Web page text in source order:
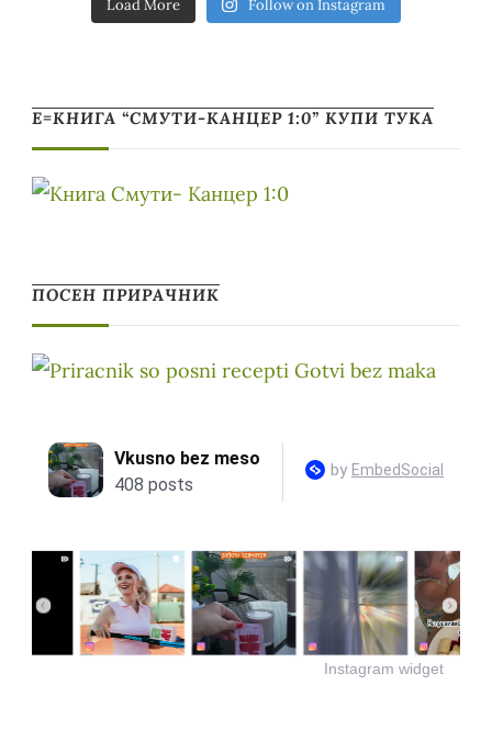
Load More Follow on Instagram
Е=КНИГА “СМУТИ-КАНЦЕР 1:0” КУПИ ТУКА
ПОСЕН ПРИРАЧНИК
Instagram widget